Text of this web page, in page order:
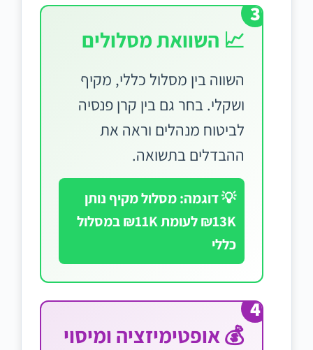
3
📈 השוואת מסלולים
השווה בין מסלול כללי, מקיף
ושקלי. בחר גם בין קרן פנסיה
לביטוח מנהלים וראה את
ההבדלים בתשואה.
💡 דוגמה: מסלול מקיף נותן
₪13K לעומת ₪11K במסלול
כללי
4
💰 אופטימיזציה ומיסוי